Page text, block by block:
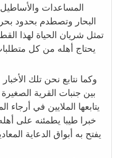
المساعدات
البحار وتصطدم بحدود
تمثل شريان الحياة لهذا
يحتاج أهله من كل
وكما نتابع نحن تلك
بين جنبات القرية
يتابعها الملايين في
خبرا طيبا يطمئنه على
يفتح به أبواق الدعاية